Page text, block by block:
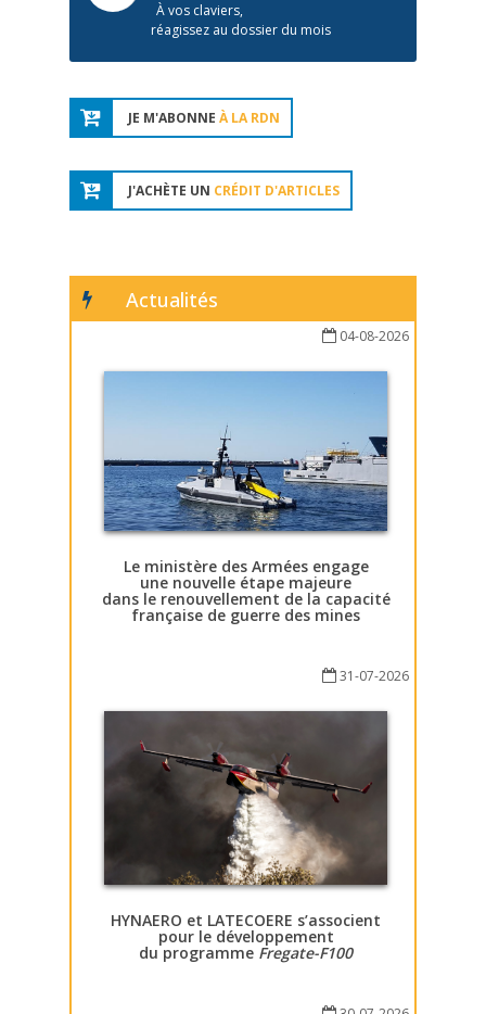
À vos claviers,
réagissez au dossier du mois
JE M'ABONNE À LA RDN
J'ACHÈTE UN CRÉDIT D'ARTICLES
Actualités
04-08-2026
Le ministère des Armées engage
une nouvelle étape majeure
dans le renouvellement de la capacité
française de guerre des mines
31-07-2026
HYNAERO et LATECOERE s’associent
pour le développement
du programme Fregate-F100